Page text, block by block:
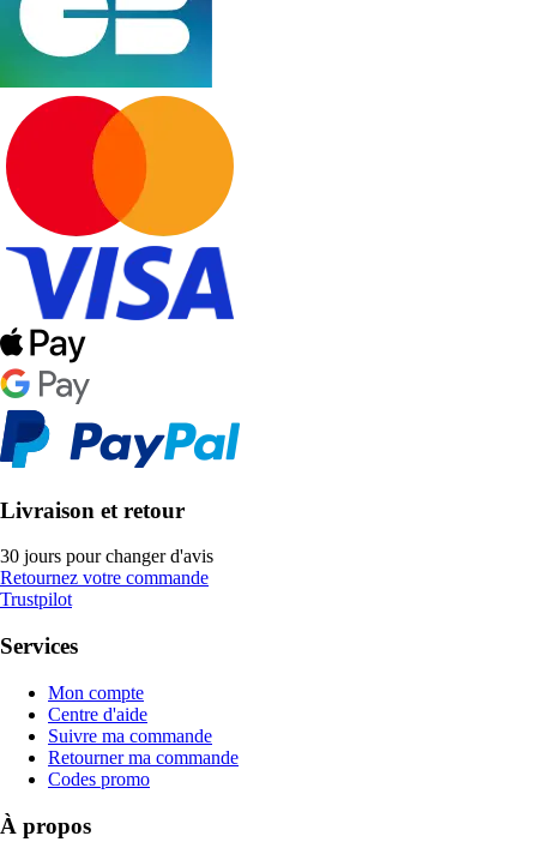
Livraison et retour
30 jours pour changer d'avis
Retournez votre commande
Trustpilot
Services
Mon compte
Centre d'aide
Suivre ma commande
Retourner ma commande
Codes promo
À propos